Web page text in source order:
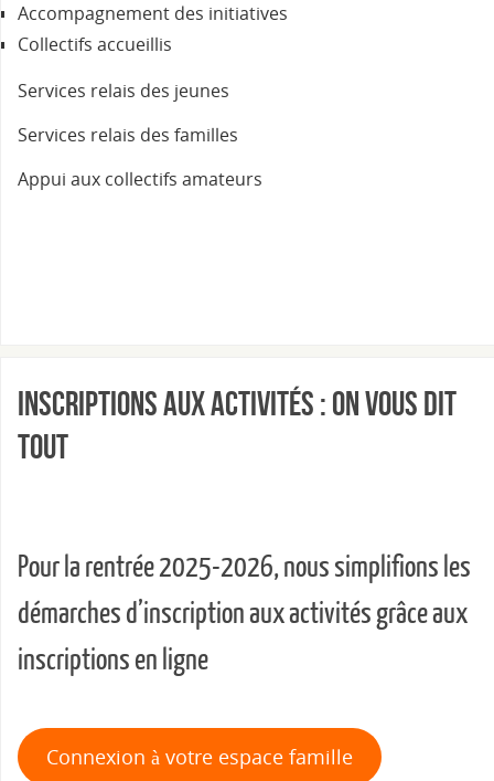
Accompagnement des initiatives
Collectifs accueillis
Services relais des jeunes
Services relais des familles
Appui aux collectifs amateurs
Inscriptions aux activités : on vous dit
tout
Pour la rentrée 2025-2026, nous simplifions les
démarches d’inscription aux activités grâce aux
inscriptions en ligne
Connexion à votre espace famille